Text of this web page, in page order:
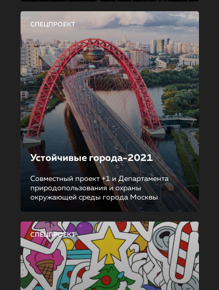
СПЕЦПРОЕКТ
Устойчивые города-2021
Совместный проект +1 и Департамента
природопользования и охраны
окружающей среды города Москвы
СПЕЦПРОЕКТ